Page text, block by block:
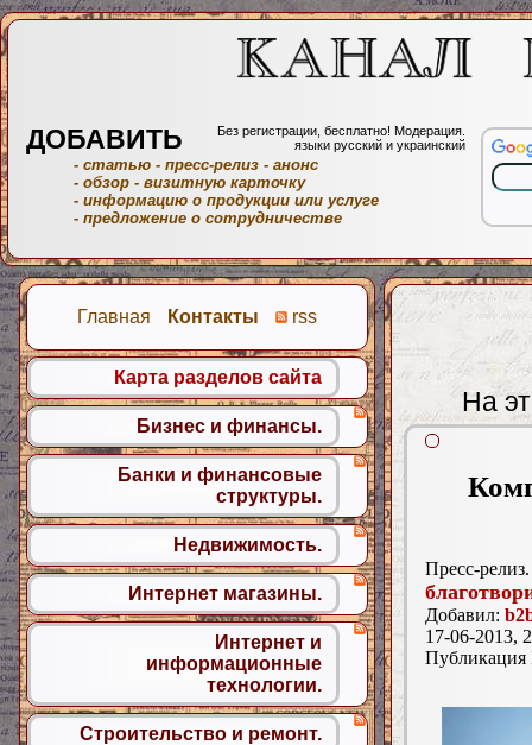
На
Пресс-релиз.
Добавил:
17-06-2013,
Главная Контакты rss
Карта разделов сайта
Бизнес и финансы.
Банки и финансовые
структуры.
Недвижимость.
Интернет магазины.
Интернет и
информационные
технологии.
Строительство и ремонт.
ДОБАВИТЬ
Без регистрации, бесплатно! Модерация.
языки русский и украинский
- статью - пресс-релиз - анонс
- обзор - визитную карточку
- информацию о продукции или услуге
- предложение о сотрудничестве